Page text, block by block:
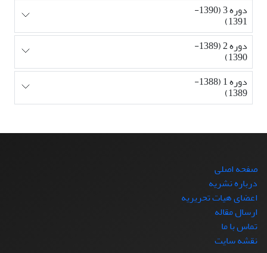
دوره 3 (1390-
1391)
دوره 2 (1389-
1390)
دوره 1 (1388-
1389)
صفحه اصلی
درباره نشریه
اعضای هیات تحریریه
ارسال مقاله
تماس با ما
نقشه سایت